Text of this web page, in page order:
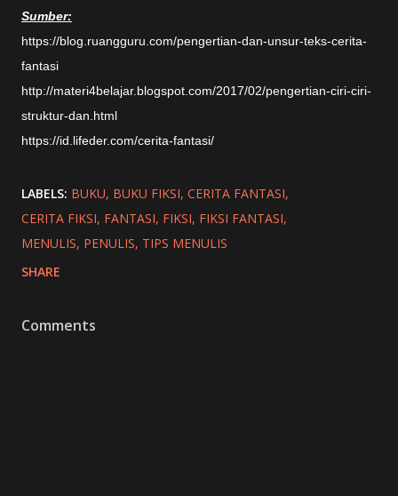
Sumber:
https://blog.ruangguru.com/pengertian-dan-unsur-teks-cerita-
fantasi
http://materi4belajar.blogspot.com/2017/02/pengertian-ciri-ciri-
struktur-dan.html
https://id.lifeder.com/cerita-fantasi/
LABELS: BUKU BUKU FIKSI CERITA FANTASI
CERITA FIKSI FANTASI FIKSI FIKSI FANTASI
MENULIS PENULIS TIPS MENULIS
SHARE
Comments